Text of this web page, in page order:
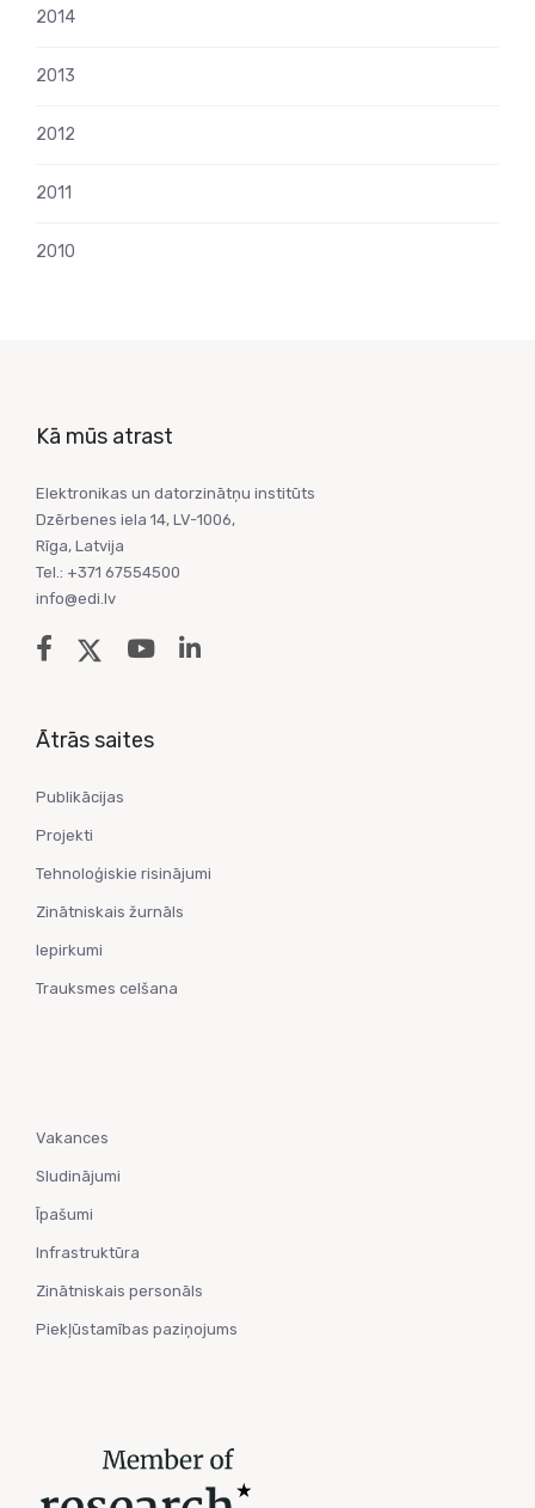
2014
2013
2012
2011
2010
Kā mūs atrast
Elektronikas un datorzinātņu institūts
Dzērbenes iela 14, LV-1006,
Rīga, Latvija
Tel.: +371 67554500
info@edi.lv
Ātrās saites
Publikācijas
Projekti
Tehnoloģiskie risinājumi
Zinātniskais žurnāls
Iepirkumi
Trauksmes celšana
Vakances
Sludinājumi
Īpašumi
Infrastruktūra
Zinātniskais personāls
Piekļūstamības paziņojums